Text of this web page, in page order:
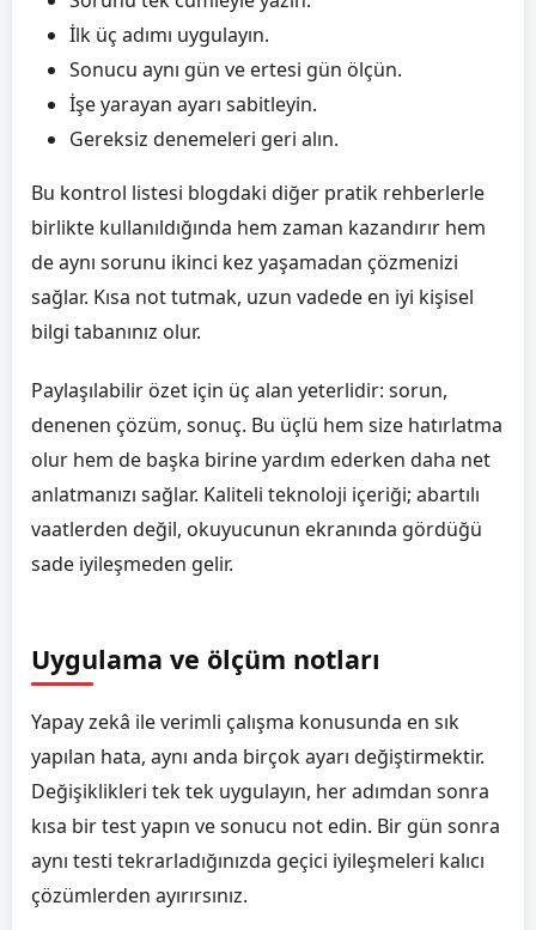
İlk üç adımı uygulayın.
Sonucu aynı gün ve ertesi gün ölçün.
İşe yarayan ayarı sabitleyin.
Gereksiz denemeleri geri alın.
Bu kontrol listesi blogdaki diğer pratik rehberlerle
birlikte kullanıldığında hem zaman kazandırır hem
de aynı sorunu ikinci kez yaşamadan çözmenizi
sağlar. Kısa not tutmak, uzun vadede en iyi kişisel
bilgi tabanınız olur.
Paylaşılabilir özet için üç alan yeterlidir: sorun,
denenen çözüm, sonuç. Bu üçlü hem size hatırlatma
olur hem de başka birine yardım ederken daha net
anlatmanızı sağlar. Kaliteli teknoloji içeriği; abartılı
vaatlerden değil, okuyucunun ekranında gördüğü
sade iyileşmeden gelir.
Uygulama ve ölçüm notları
Yapay zekâ ile verimli çalışma konusunda en sık
yapılan hata, aynı anda birçok ayarı değiştirmektir.
Değişiklikleri tek tek uygulayın, her adımdan sonra
kısa bir test yapın ve sonucu not edin. Bir gün sonra
aynı testi tekrarladığınızda geçici iyileşmeleri kalıcı
çözümlerden ayırırsınız.